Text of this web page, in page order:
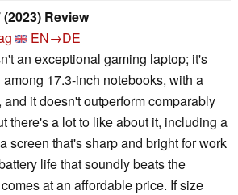
Review
EN→DE
an exceptional gaming laptop; it's
17.3-inch notebooks, with a
it doesn't outperform comparably
there's a lot to like about it, including a
screen that's sharp and bright for work
life that soundly beats the
at an affordable price. If size